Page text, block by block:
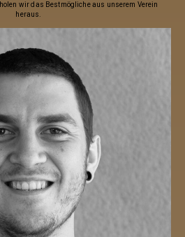
wir das Bestmögliche aus unserem Verein
heraus.